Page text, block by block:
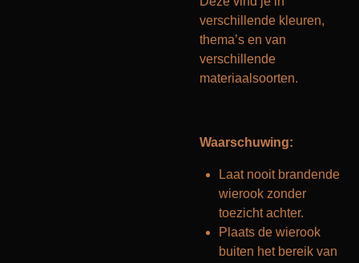
verschillende kleuren,
thema’s en van
verschillende
materiaalsoorten.
Waarschuwing:
Laat nooit brandende
wierook zonder
toezicht achter.
Plaats de wierook
buiten het bereik van